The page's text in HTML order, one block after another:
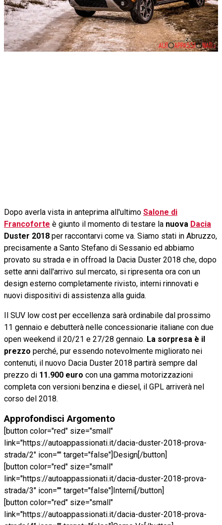
Dopo averla vista in anteprima all'ultimo Salone di
Francoforte è giunto il momento di testare la nuova Dacia
Duster 2018 per raccontarvi come va. Siamo stati in Abruzzo,
precisamente a Santo Stefano di Sessanio ed abbiamo
provato su strada e in offroad la Dacia Duster 2018 che, dopo
sette anni dall'arrivo sul mercato, si ripresenta ora con un
design esterno completamente rivisto, interni rinnovati e
nuovi dispositivi di assistenza alla guida.
Il SUV low cost per eccellenza sarà ordinabile dal prossimo
11 gennaio e debutterà nelle concessionarie italiane con due
open weekend il 20/21 e 27/28 gennaio. La sorpresa è il
prezzo perché, pur essendo notevolmente migliorato nei
contenuti, il nuovo Dacia Duster 2018 partirà sempre dal
prezzo di 11.900 euro con una gamma motorizzazioni
completa con versioni benzina e diesel, il GPL arriverà nel
corso del 2018.
Approfondisci Argomento
[button color="red" size="small"
link="https://autoappassionati.it/dacia-duster-2018-prova-
strada/2" icon="" target="false"]Design[/button]
[button color="red" size="small"
link="https://autoappassionati.it/dacia-duster-2018-prova-
strada/3" icon="" target="false"]Interni[/button]
[button color="red" size="small"
link="https://autoappassionati.it/dacia-duster-2018-prova-